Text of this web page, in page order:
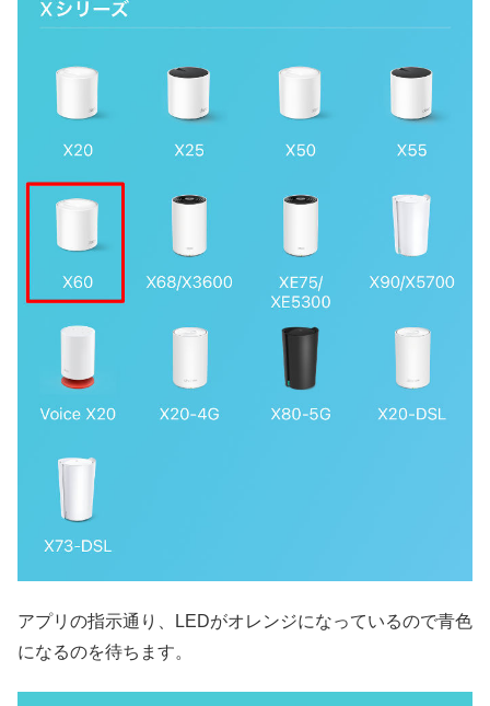
アプリの指示通り、LEDがオレンジになっているので青色
になるのを待ちます。